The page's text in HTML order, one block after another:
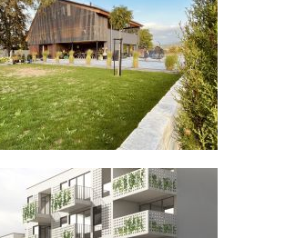
STUTTGART
KM ROTTWEIL